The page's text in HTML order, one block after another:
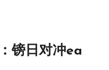
镑日对冲ea